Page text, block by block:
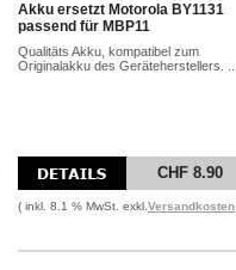
Akku ersetzt Motorola BY1131
passend für MBP11
Qualitäts Akku, kompatibel zum
Originalakku des Geräteherstellers. ...
CHF 8.90
( inkl. 8.1 % MwSt. exkl. Versandkosten